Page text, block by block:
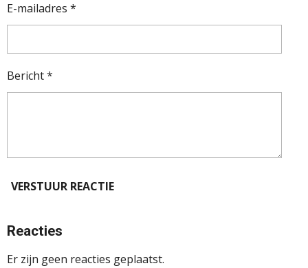
E-mailadres *
Bericht *
VERSTUUR REACTIE
Reacties
Er zijn geen reacties geplaatst.